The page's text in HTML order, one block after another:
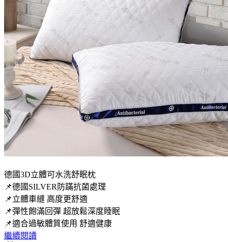
德國3D立體可水洗舒眠枕
📌德國SILVER防蹣抗菌處理
📌立體車縫 高度更舒適
📌彈性飽滿回彈 超放鬆深度睡眠
📌適合過敏體質使用 舒適健康
繼續閱讀